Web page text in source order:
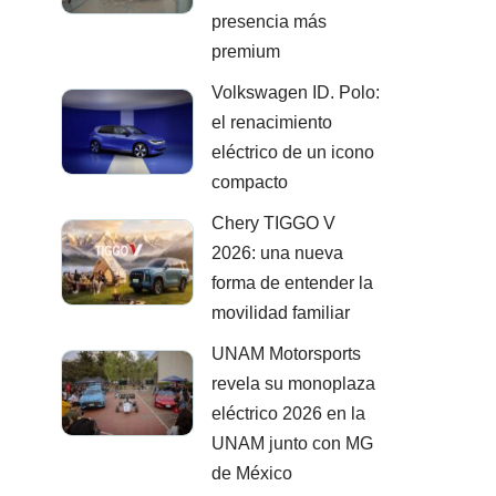
presencia más
premium
Volkswagen ID. Polo:
el renacimiento
eléctrico de un icono
compacto
Chery TIGGO V
2026: una nueva
forma de entender la
movilidad familiar
UNAM Motorsports
revela su monoplaza
eléctrico 2026 en la
UNAM junto con MG
de México